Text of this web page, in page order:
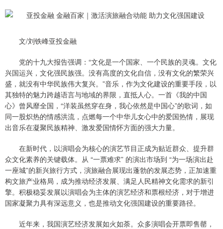
文/刘铁峰亚投金融
党的十九大报告强调：“文化是一个国家、一个民族的灵魂。文化
兴国运兴，文化强民族强。没有高度的文化自信，没有文化的繁荣兴
盛，就没有中华民族伟大复兴。”音乐，作为文化建设的重要手段，以
其独特的魅力跨越语言与地域的界限，直抵人心。一首《我的中国
心》曾风靡全国，“洋装虽然穿在身，我心依然是中国心”的歌词，如
同一股炽热的情感洪流，点燃每一个中华儿女心中的爱国热情，展现
出音乐在凝聚民族精神、激发爱国情怀方面的强大力量。
在新时代，以演唱会为核心的演艺节目正成为贴近群众、提升群
众文化素养的关键载体。从 “一票难求” 的演出市场到 “为一场演出赴
一座城”的新兴旅行方式，演旅融合展现出蓬勃的发展态势，正加速重
构文旅产业格局，成为推动经济发展、满足人民精神文化需求的新引
擎。积极稳妥发展以演唱会为主体的演艺经济和票根经济，对于增进
国家凝聚力具有深远意义，也是推动文化强国建设的重要路径。
近年来，我国演艺经济发展如火如荼。众多演唱会开票即售罄，